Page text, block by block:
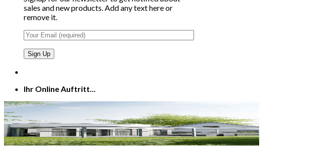
sales and new products. Add any text here or
remove it.
Ihr Online Auftritt...